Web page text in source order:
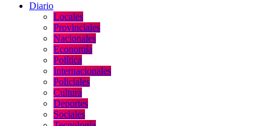
Diario
Locales
Provinciales
Nacionales
Economía
Política
Internacionales
Policiales
Cultura
Deportes
Sociales